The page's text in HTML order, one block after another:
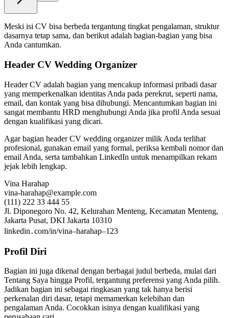
Meski isi CV bisa berbeda tergantung tingkat pengalaman, struktur
dasarnya tetap sama, dan berikut adalah bagian-bagian yang bisa
Anda cantumkan.
Header CV Wedding Organizer
Header CV adalah bagian yang mencakup informasi pribadi dasar
yang memperkenalkan identitas Anda pada perekrut, seperti nama,
email, dan kontak yang bisa dihubungi. Mencantumkan bagian ini
sangat membantu HRD menghubungi Anda jika profil Anda sesuai
dengan kualifikasi yang dicari.
Agar bagian header CV wedding organizer milik Anda terlihat
profesional, gunakan email yang formal, periksa kembali nomor dan
email Anda, serta tambahkan LinkedIn untuk menampilkan rekam
jejak lebih lengkap.
Vina Harahap
vina-harahap@example.com
(111) 222 33 444 55
Jl. Diponegoro No. 42, Kelurahan Menteng, Kecamatan Menteng,
Jakarta Pusat, DKI Jakarta 10310
linkedin․com/in/vina–harahap–123
Profil Diri
Bagian ini juga dikenal dengan berbagai judul berbeda, mulai dari
Tentang Saya hingga Profil, tergantung preferensi yang Anda pilih.
Jadikan bagian ini sebagai ringkasan yang tak hanya berisi
perkenalan diri dasar, tetapi memamerkan kelebihan dan
pengalaman Anda. Cocokkan isinya dengan kualifikasi yang